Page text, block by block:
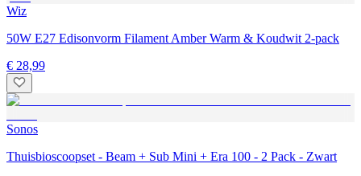
Wiz
50W E27 Edisonvorm Filament Amber Warm & Koudwit 2-pack
€ 28,99
Sonos
Thuisbioscoopset - Beam + Sub Mini + Era 100 - 2 Pack - Zwart